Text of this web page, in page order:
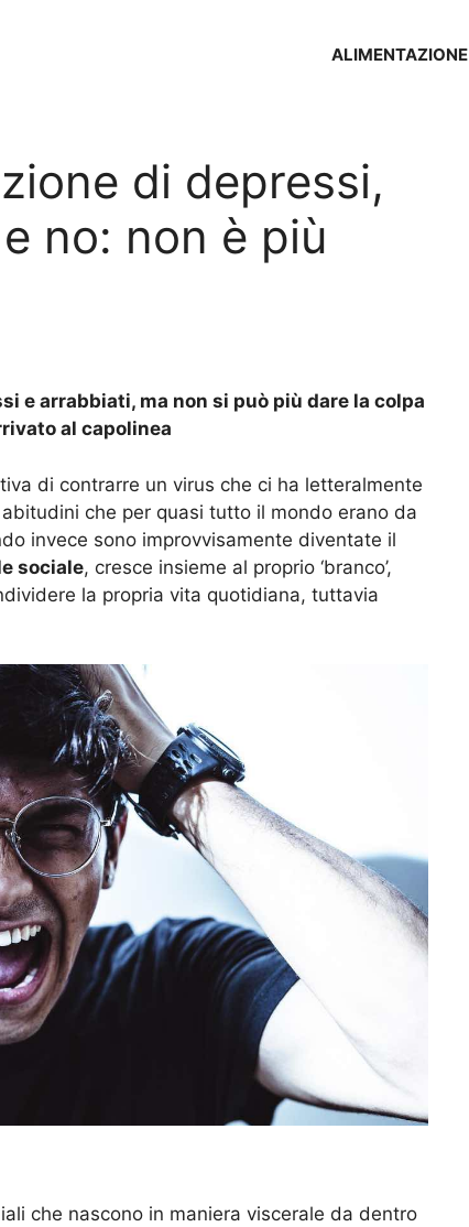
ALIMENTAZIONE
di depressi,
no: non è più
e arrabbiati, ma non si può più dare la colpa
al capolinea
di contrarre un virus che ci ha letteralmente
che per quasi tutto il mondo erano da
invece sono improvvisamente diventate il
sociale, cresce insieme al proprio ‘branco’,
la propria vita quotidiana, tuttavia
che nascono in maniera viscerale da dentro